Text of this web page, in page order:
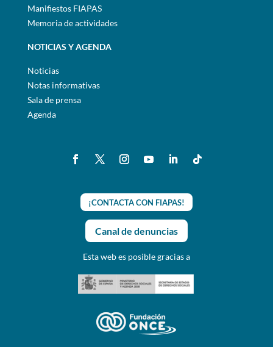
Manifiestos FIAPAS
Memoria de actividades
NOTICIAS Y AGENDA
Noticias
Notas informativas
Sala de prensa
Agenda
¡CONTACTA CON FIAPAS!
Canal de denuncias
Esta web es posible gracias a